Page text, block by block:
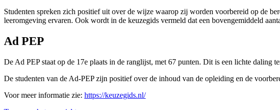
Studenten spreken zich positief uit over de wijze waarop zij worden voorbereid op de
leeromgeving ervaren. Ook wordt in de keuzegids vermeld dat een bovengemiddeld
Ad PEP
De Ad PEP staat op de 17e plaats in de ranglijst, met 67 punten. Dit is een lichte
De studenten van de Ad-PEP zijn positief over de inhoud van de opleiding en de
Voor meer informatie zie: https://keuzegids.nl/